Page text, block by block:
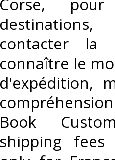
Corse,
contacter la
connaître le
d'expédition,
Book
shipping